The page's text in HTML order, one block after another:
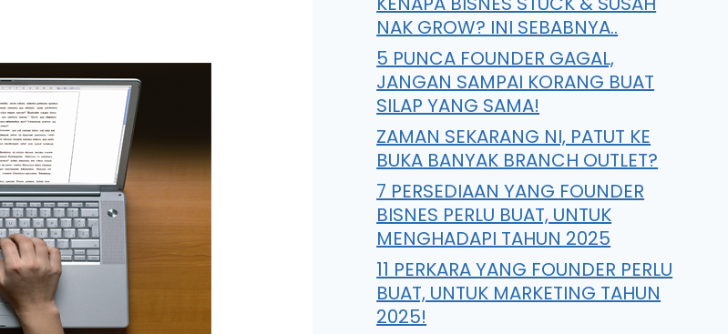
NAK GROW? INI SEBABNYA..
5 PUNCA FOUNDER GAGAL,
JANGAN SAMPAI KORANG BUAT
SILAP YANG SAMA!
ZAMAN SEKARANG NI, PATUT KE
BUKA BANYAK BRANCH OUTLET?
7 PERSEDIAAN YANG FOUNDER
BISNES PERLU BUAT, UNTUK
MENGHADAPI TAHUN 2025
11 PERKARA YANG FOUNDER PERLU
BUAT, UNTUK MARKETING TAHUN
2025!